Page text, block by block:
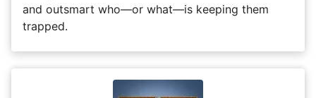
and outsmart who—or what—is keeping them
trapped.